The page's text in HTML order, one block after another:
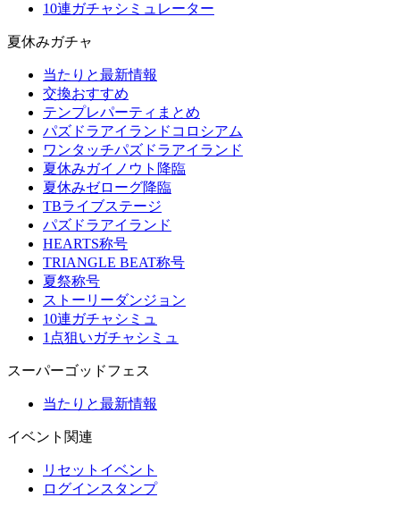
10連ガチャシミュレーター
夏休みガチャ
当たりと最新情報
交換おすすめ
テンプレパーティまとめ
パズドラアイランドコロシアム
ワンタッチパズドラアイランド
夏休みガイノウト降臨
夏休みゼローグ降臨
TBライブステージ
パズドラアイランド
HEARTS称号
TRIANGLE BEAT称号
夏祭称号
ストーリーダンジョン
10連ガチャシミュ
1点狙いガチャシミュ
スーパーゴッドフェス
当たりと最新情報
イベント関連
リセットイベント
ログインスタンプ